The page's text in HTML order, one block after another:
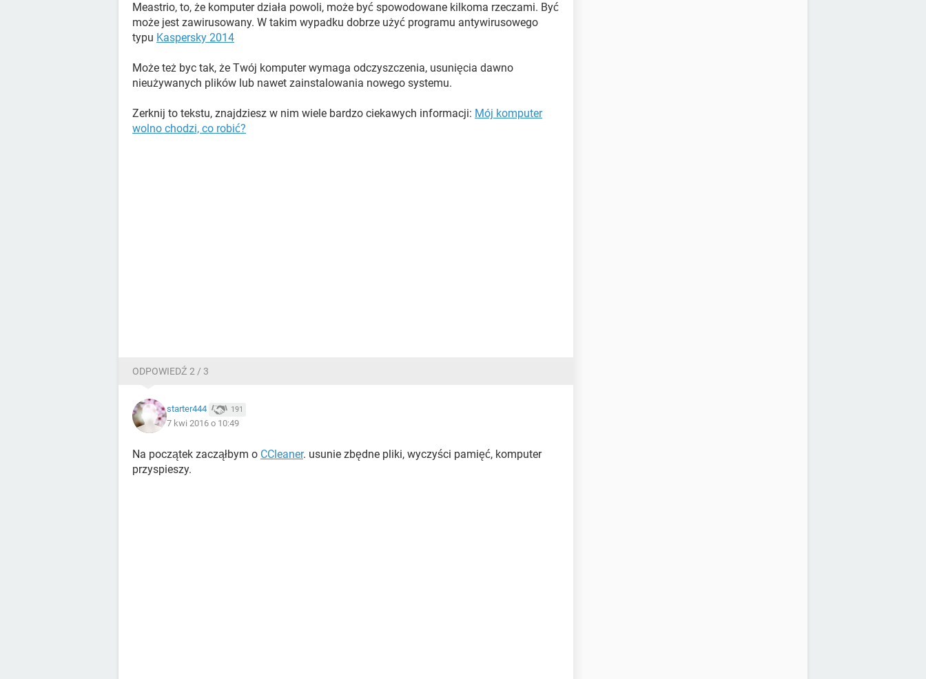
Meastrio, to, że komputer działa powoli, może być spowodowane kilkoma rzeczami. Być
może jest zawirusowany. W takim wypadku dobrze użyć programu antywirusowego
typu Kaspersky 2014
Może też byc tak, że Twój komputer wymaga odczyszczenia, usunięcia dawno
nieużywanych plików lub nawet zainstalowania nowego systemu.
Zerknij to tekstu, znajdziesz w nim wiele bardzo ciekawych informacji: Mój komputer
wolno chodzi, co robić?
ODPOWIEDŹ 2 / 3
starter444 191
7 kwi 2016 o 10:49
Na początek zacząłbym o CCleaner. usunie zbędne pliki, wyczyści pamięć, komputer
przyspieszy.